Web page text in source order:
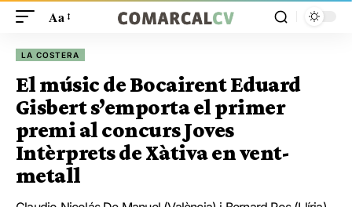
Aa
LA COSTERA
El músic de Bocairent Eduard
Gisbert s’emporta el primer
premi al concurs Joves
Intèrprets de Xàtiva en vent-
metall